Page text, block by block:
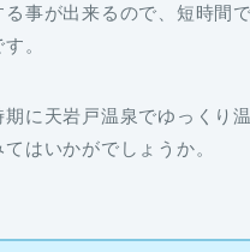
事が出来るので、短時間
。
期に天岩戸温泉でゆっくり
はいかがでしょうか。